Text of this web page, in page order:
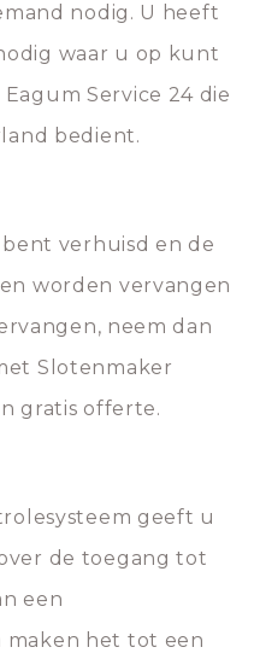
nodig. U heeft
waar u op kunt
Service 24 die
bedient.
verhuisd en de
worden vervangen
neem dan
Slotenmaker
gratis offerte.
geeft u
de toegang tot
een
maken het tot een